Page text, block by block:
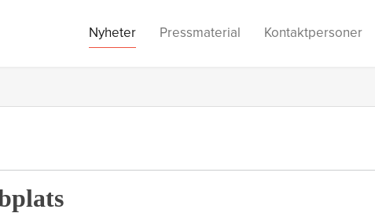
Nyheter Pressmaterial Kontaktpersoner